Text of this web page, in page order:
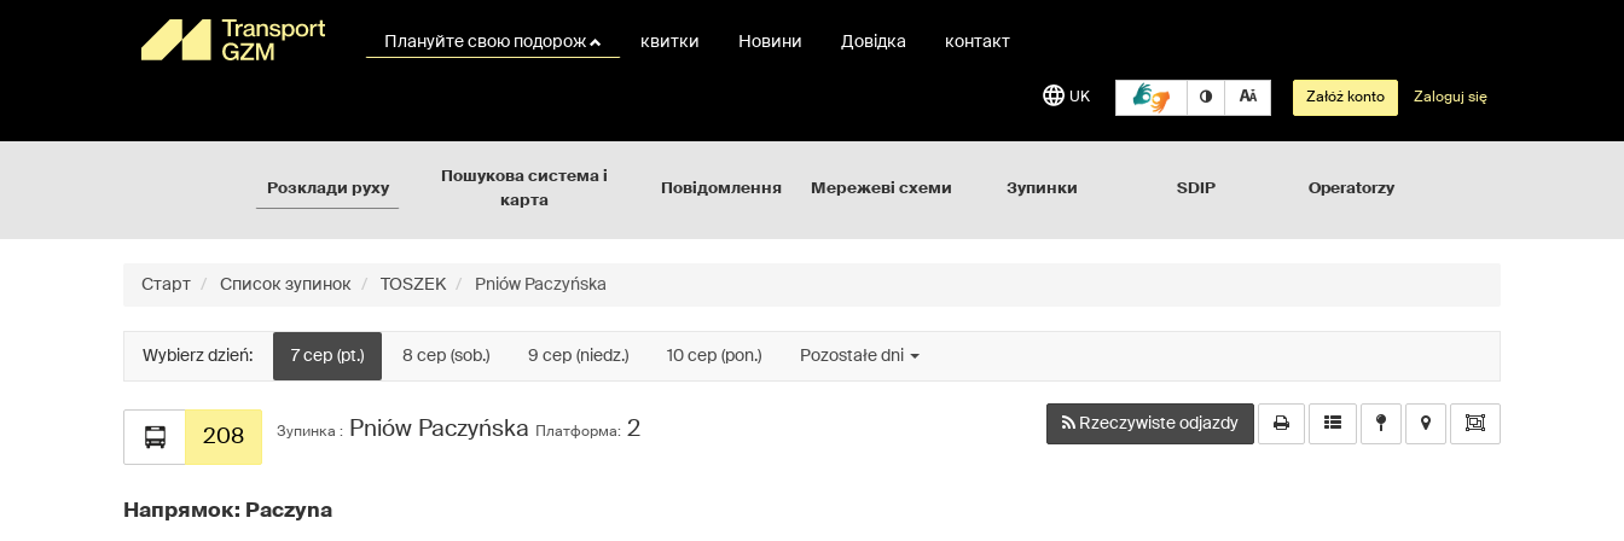
Плануйте свою подорож квитки Новини Довідка контакт
UK Załóż konto Zaloguj się
Розклади руху
Пошукова система і
карта
Повідомлення Мережеві схеми Зупинки SDIP Operatorzy
Старт Список зупинок TOSZEK Pniów Paczyńska
Wybierz dzień: 7 сер (pt.) 8 сер (sob.) 9 сер (niedz.) 10 сер (pon.) Pozostałe dni
208 Зупинка :Pniów Paczyńska Платформа:2 Rzeczywiste odjazdy
Напрямок: Paczyna